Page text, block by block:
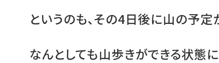
というのも、その4日後に山の予定
なんとしても山歩きができる状態に